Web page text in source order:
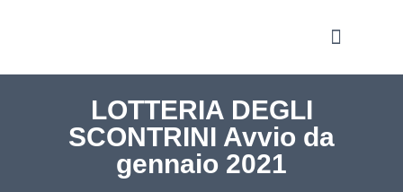
LOTTERIA DEGLI
SCONTRINI Avvio da
gennaio 2021